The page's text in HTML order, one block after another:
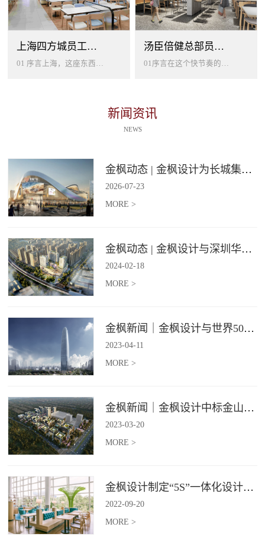
上海四方城员工美食餐厅设计
01 序言上海，这座东西方文化交汇的国际大都市，以其独特的魅力吸引着世界各地的人才。历史与现代、传统与创新在这里交织碰撞...
汤臣倍健总部员工餐厅设计
01序言在这个快节奏的时代工作压力如同无形的紧箍让大家的生活几乎被工作填满现代企业也越来越重视员工的身心健康所以我们始终...
新闻资讯
NEWS
金枫动态 | 金枫设计为长城集团爱情广场打造汽车文化主题美食食集
2026-07-23
MORE >
金枫动态 | 金枫设计与深圳华强集团携手打造华强商业旗舰项目——宝安华强广场美食街区
2024-02-18
MORE >
金枫新闻｜金枫设计与世界500强—索迪斯集团合作，携手打造广州星河湾中心美食广场
2023-04-11
MORE >
金枫新闻｜金枫设计中标金山集团餐饮楼设计项目，打造科学与艺术相结合的就餐空间
2023-03-20
MORE >
金枫设计制定“5S”一体化设计标准，让商业全案设计导入团餐空间规划
2022-09-20
MORE >